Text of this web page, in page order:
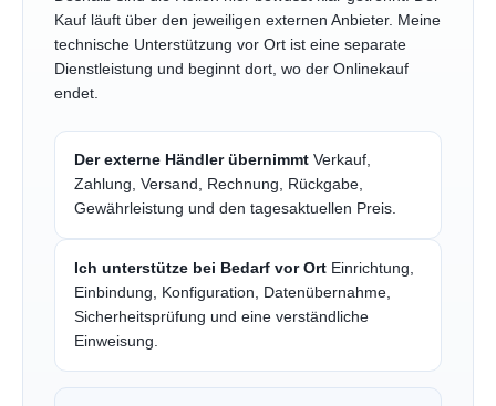
Kauf läuft über den jeweiligen externen Anbieter. Meine
technische Unterstützung vor Ort ist eine separate
Dienstleistung und beginnt dort, wo der Onlinekauf
endet.
Der externe Händler übernimmt Verkauf,
Zahlung, Versand, Rechnung, Rückgabe,
Gewährleistung und den tagesaktuellen Preis.
Ich unterstütze bei Bedarf vor Ort Einrichtung,
Einbindung, Konfiguration, Datenübernahme,
Sicherheitsprüfung und eine verständliche
Einweisung.